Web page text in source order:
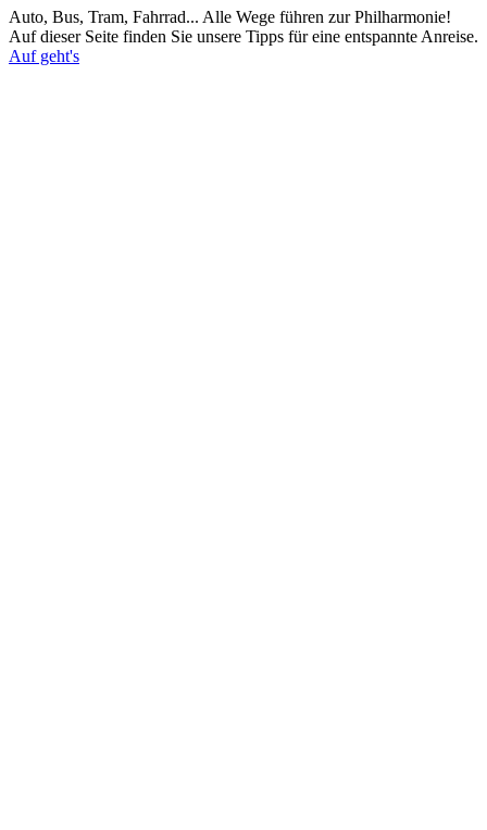
Auto, Bus, Tram, Fahrrad... Alle Wege führen zur Philharmonie!
Auf dieser Seite finden Sie unsere Tipps für eine entspannte Anreise.
Auf geht's